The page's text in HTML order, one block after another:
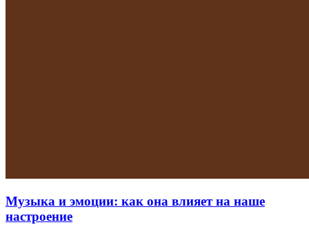
Музыка и эмоции: как она влияет на наше
настроение